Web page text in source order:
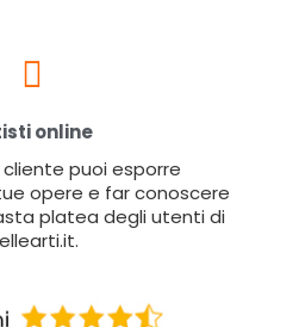
online
puoi esporre
opere e far conoscere
platea degli utenti di